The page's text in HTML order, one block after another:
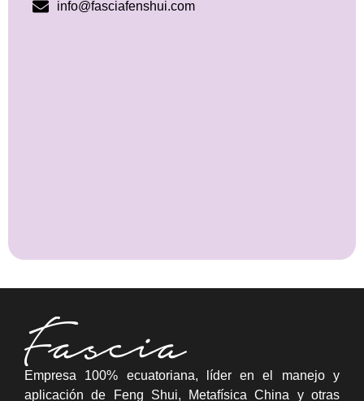
info@fasciafenshui.com
Empresa 100% ecuatoriana, líder en el manejo y
aplicación de Feng Shui, Metafísica China y otras